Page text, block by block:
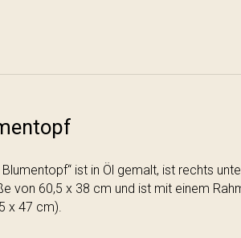
ist in Öl gemalt, ist rechts
von 60,5 x 38 cm und ist mit einem
x 47 cm).